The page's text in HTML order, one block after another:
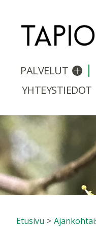
PALVELUT
YHTEYSTIEDOT
Etusivu >